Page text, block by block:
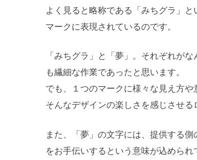
よく見ると略称である「みちグラ」
マークに表現されているのです。
「みちグラ」と「夢」。それぞれが
も繊細な作業であったと思います。
でも、１つのマークに様々な見え方
そんなデザインの楽しさを感じさせる
また、「夢」の文字には、提供する
をお手伝いするという意味が込められ